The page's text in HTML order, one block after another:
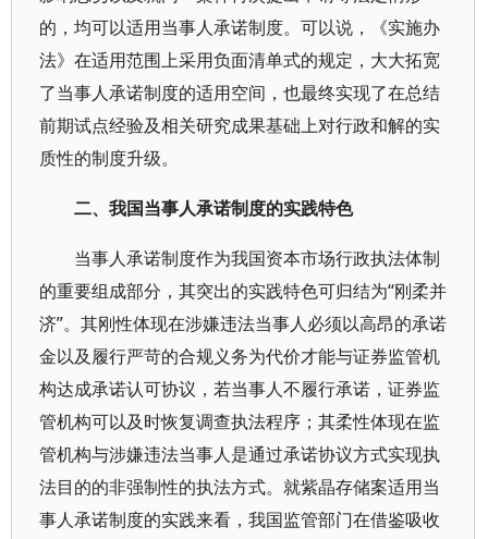
的，均可以适用当事人承诺制度。可以说，《实施办
法》在适用范围上采用负面清单式的规定，大大拓宽
了当事人承诺制度的适用空间，也最终实现了在总结
前期试点经验及相关研究成果基础上对行政和解的实
质性的制度升级。
二、我国当事人承诺制度的实践特色
当事人承诺制度作为我国资本市场行政执法体制
的重要组成部分，其突出的实践特色可归结为“刚柔并
济”。其刚性体现在涉嫌违法当事人必须以高昂的承诺
金以及履行严苛的合规义务为代价才能与证券监管机
构达成承诺认可协议，若当事人不履行承诺，证券监
管机构可以及时恢复调查执法程序；其柔性体现在监
管机构与涉嫌违法当事人是通过承诺协议方式实现执
法目的的非强制性的执法方式。就紫晶存储案适用当
事人承诺制度的实践来看，我国监管部门在借鉴吸收